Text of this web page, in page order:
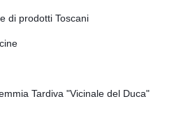
di prodotti Toscani
Tardiva "Vicinale del Duca"